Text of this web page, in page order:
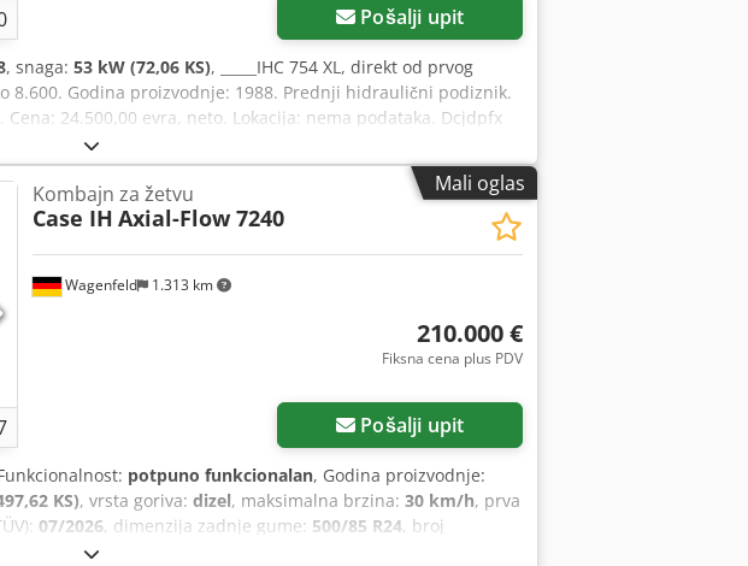
Pošalji upit
, snaga: 53 kW (72,06 KS), _____IHC 754 XL, direkt od prvog
8.600. Godina proizvodnje: 1988. Prednji hidraulični podiznik.
24.500,00 evra, neto. Lokacija: nema podataka. Dcjdpfx
Mali oglas
Wagenfeld 1.313 km
Kombajn za žetvu
Case IH Axial-Flow 7240
210.000 €
Fiksna cena plus PDV
Pošalji upit
potpuno funkcionalan, Godina proizvodnje:
KS), vrsta goriva: dizel, maksimalna brzina: 30 km/h, prva
07/2026, dimenzija zadnje gume: 500/85 R24, broj
klima uređaj, osvetljenje, sekač za uljanu repicu, vučna